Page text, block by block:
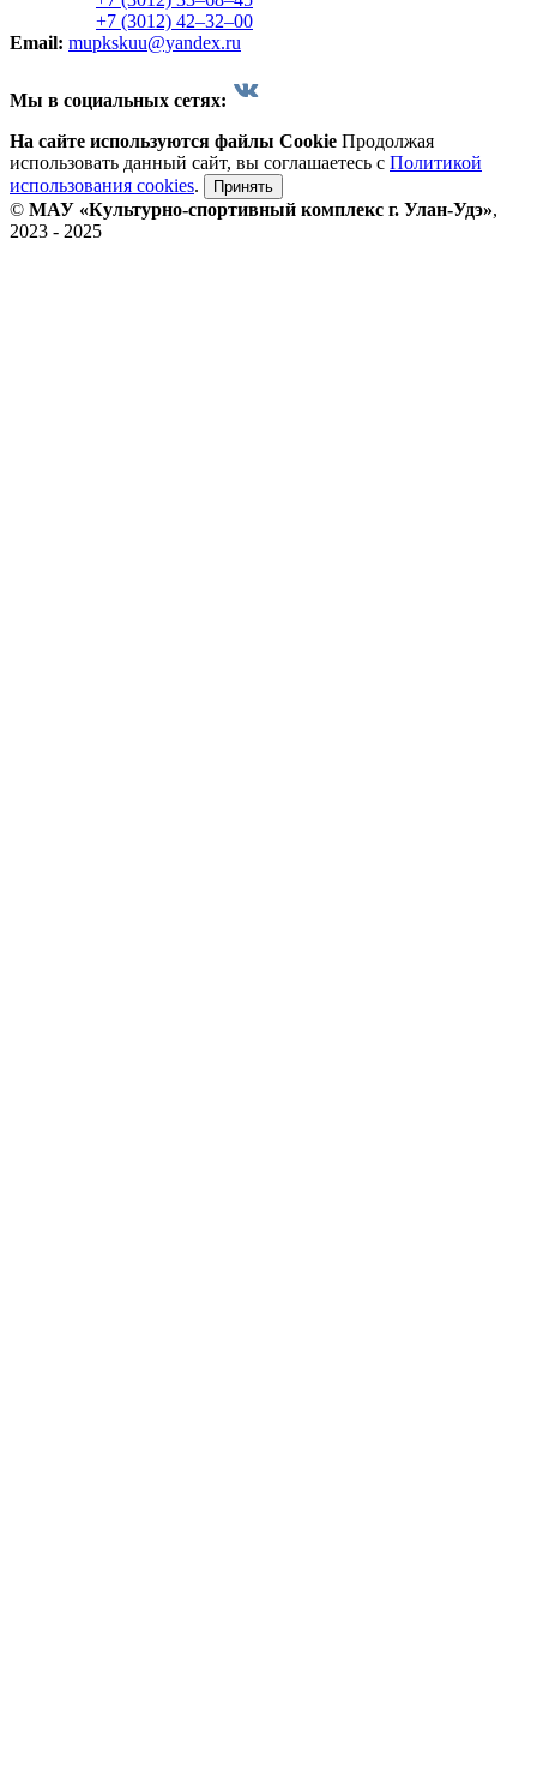
+7 (3012) 42‒32‒00
Email: mupkskuu@yandex.ru
Мы в социальных сетях:
На сайте используются файлы Cookie Продолжая
использовать данный сайт, вы соглашаетесь с Политикой
использования cookies. Принять
© МАУ «Культурно-спортивный комплекс г. Улан-Удэ»,
2023 - 2025